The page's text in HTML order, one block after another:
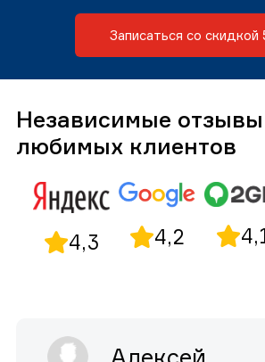
Записаться со скидкой
Независимые
любимых клиентов
4,3 4,2